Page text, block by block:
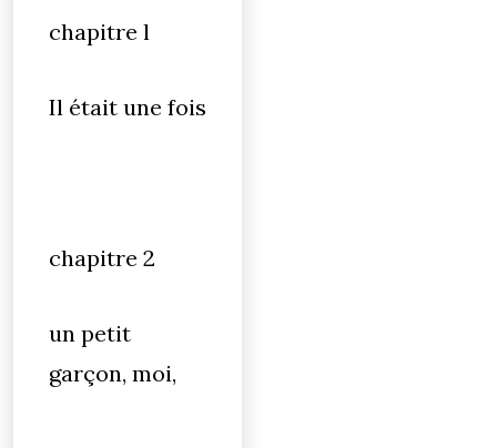
chapitre l
Il était une fois
chapitre 2
un petit
garçon, moi,